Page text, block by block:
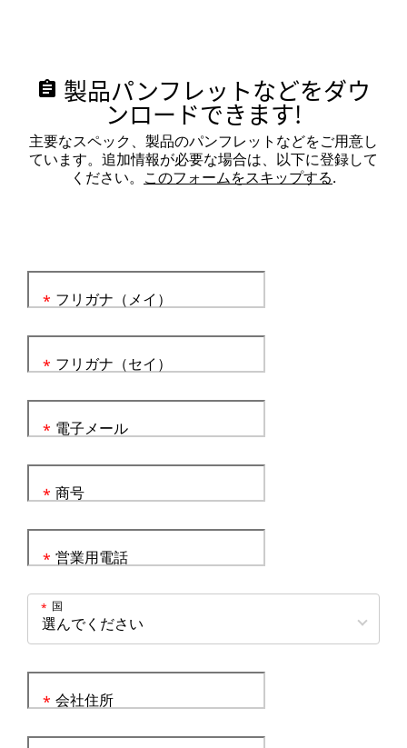
assignment 製品パンフレットなどをダウ
ンロードできます!
主要なスペック、製品のパンフレットなどをご用意し
ています。追加情報が必要な場合は、以下に登録して
ください。 このフォームをスキップする.
フリガナ（メイ）
*
フリガナ（セイ）
*
電子メール
*
商号
*
営業用電話
*
国
*
会社住所
*